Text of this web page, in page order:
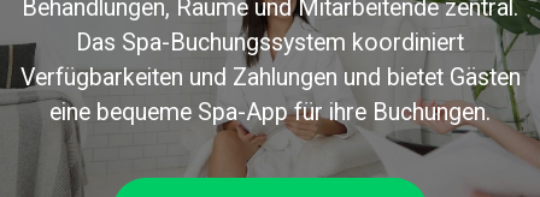
Behandlungen, Räume und Mitarbeitende zentral.
Das Spa-Buchungssystem koordiniert
Verfügbarkeiten und Zahlungen und bietet Gästen
eine bequeme Spa-App für ihre Buchungen.